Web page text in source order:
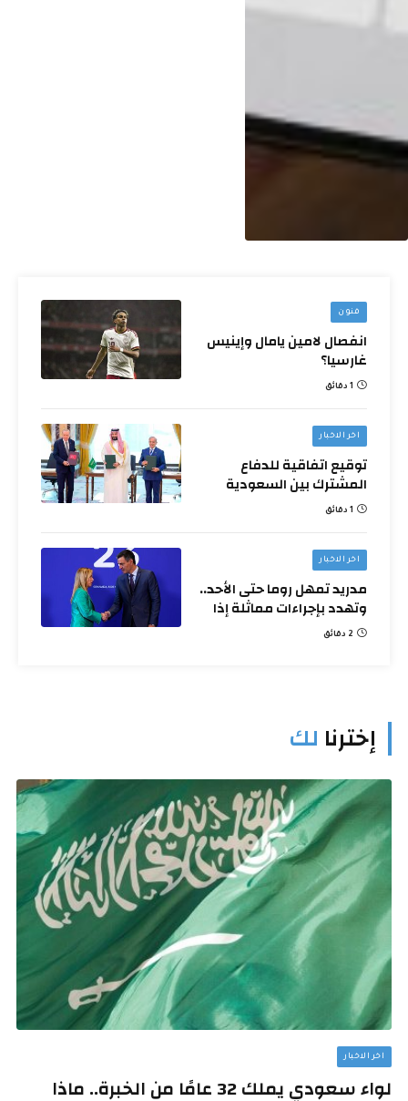
فنون
انفصال لامين يامال وإينيس
غارسيا؟
1 دقائق
اخر الاخبار
توقيع اتفاقية للدفاع
المشترك بين السعودية
وتركيا وباكستان
1 دقائق
اخر الاخبار
مدريد تمهل روما حتى الأحد..
وتهدد بإجراءات مماثلة إذا
أبقت قيود الحدود
2 دقائق
إخترنا لك
اخر الاخبار
لواء سعودي يملك 32 عامًا من الخبرة.. ماذا